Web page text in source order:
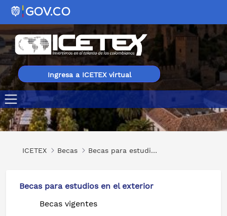
Ingresa a ICETEX virtual
Becas del 80 % para maestrías virtuales en diferentes
ICETEX Becas Becas para estudios en el exterior
Becas para estudios en el exterior
Becas vigentes